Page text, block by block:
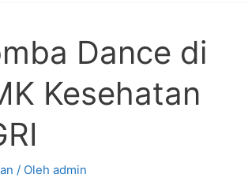
Dance di
Kesehatan
/ Oleh admin